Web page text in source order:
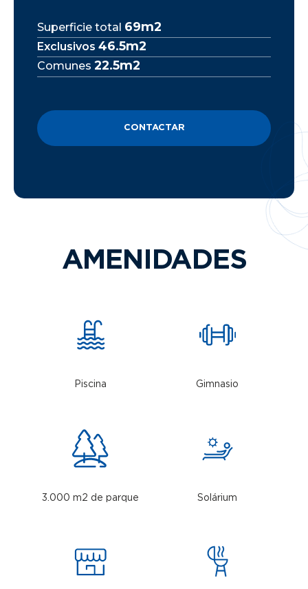
Superficie total 69m2
Exclusivos 46.5m2
Comunes 22.5m2
CONTACTAR
AMENIDADES
Piscina Gimnasio
3.000 m2 de parque Solárium